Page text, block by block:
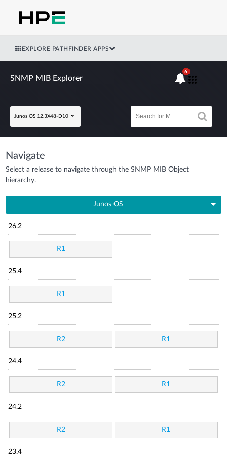
EXPLORE PATHFINDER APPS
SNMP MIB Explorer
Junos OS 12.3X48-D10
6
Navigate
Select a release to navigate through the SNMP MIB Object
hierarchy.
Junos OS
26.2
R1
25.4
R1
25.2
R2 R1
24.4
R2 R1
24.2
R2 R1
23.4